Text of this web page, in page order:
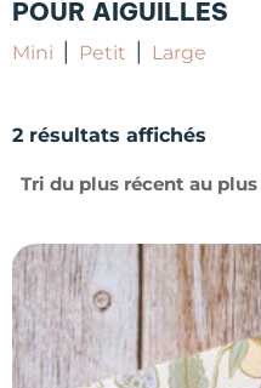
POUR AIGUILLES
Mini | Petit | Large
2 résultats affichés
récent
au